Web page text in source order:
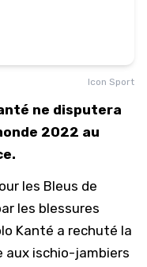
Icon Sport
ne disputera
2022 au
les Bleus de
les blessures
Kanté a rechuté la
aux ischio-jambiers